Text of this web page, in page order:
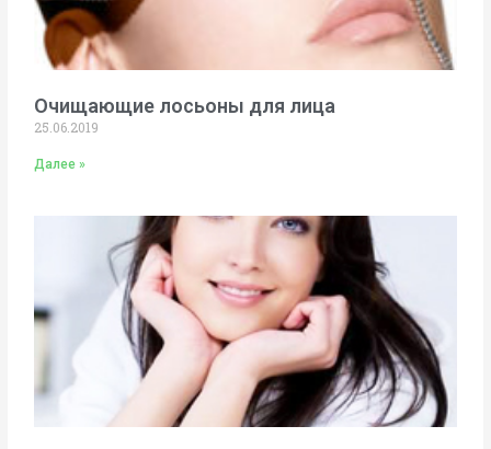
Очищающие лосьоны для лица
25.06.2019
Далее »